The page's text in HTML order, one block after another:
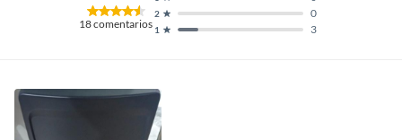
18comentarios 1 3
2 0